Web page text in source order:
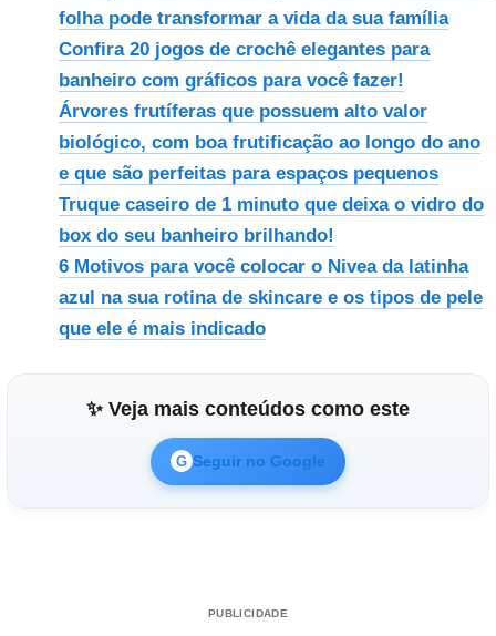
folha pode transformar a vida da sua família
Confira 20 jogos de crochê elegantes para
banheiro com gráficos para você fazer!
Árvores frutíferas que possuem alto valor
biológico, com boa frutificação ao longo do ano
e que são perfeitas para espaços pequenos
Truque caseiro de 1 minuto que deixa o vidro do
box do seu banheiro brilhando!
6 Motivos para você colocar o Nivea da latinha
azul na sua rotina de skincare e os tipos de pele
que ele é mais indicado
✨ Veja mais conteúdos como este
G Seguir no Google
PUBLICIDADE